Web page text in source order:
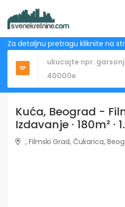
Za detaljnu pretragu kliknite na
Kuća, Beograd -
Izdavanje · 180m² ·
, Filmski Grad, Čukarica,